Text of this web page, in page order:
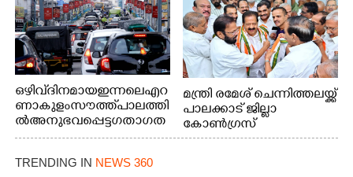
ഒഴിവ് ദിനമായ ഇന്നലെ എറ
ണാകുളം സൗത്ത് പാലത്തി
ൽ അനുഭവപ്പെട്ട ഗതാഗത
ക്കുരുക്ക്
മന്ത്രി രമേശ് ചെന്നിത്തലയ്ക്ക്
പാലക്കാട് ജില്ലാ
കോൺഗ്രസ്
TRENDING IN NEWS 360